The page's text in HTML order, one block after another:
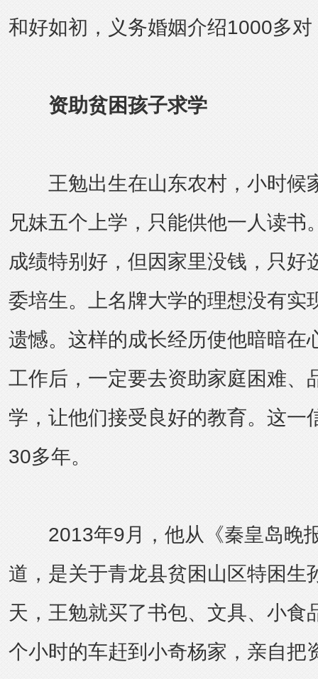
和好如初，义务婚姻介绍1000多
资助贫困孩子求学
王勉出生在山东农村，小时候
兄妹五个上学，只能供他一人读书
成绩特别好，但因家里没钱，只好
委培生。上名牌大学的理想没有实
遗憾。这样的成长经历使他暗暗在
工作后，一定要去资助家庭困难、
学，让他们接受良好的教育。这一
30多年。
2013年9月，他从《秦皇岛晚
道，是关于青龙县贫困山区特困生
天，王勉就买了书包、文具、小食
个小时的车赶到小奇杨家，亲自把